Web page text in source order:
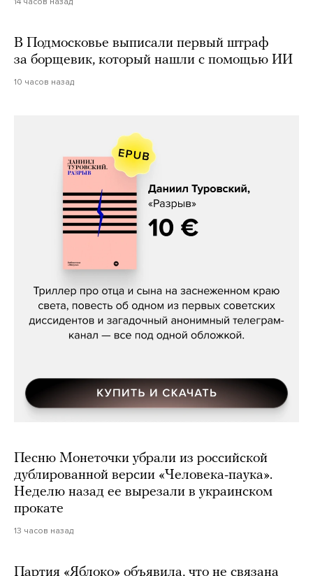
В Подмосковье выписали первый штраф
за борщевик, который нашли с помощью ИИ
10 часов назад
Даниил Туровский, «Разрыв»
Песню Монеточки убрали из российской
дублированной версии «Человека-паука».
Неделю назад ее вырезали в украинском
прокате
13 часов назад
Партия «Яблоко» объявила, что не связана